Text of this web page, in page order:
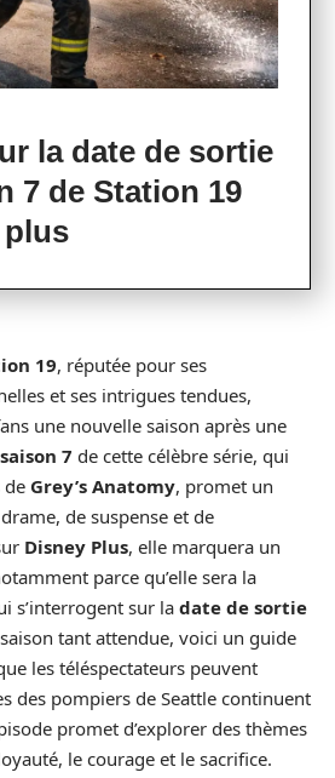
la date de sortie
7 de Station 19
19, réputée pour ses
et ses intrigues tendues,
une nouvelle saison après une
saison 7 de cette célèbre série, qui
de Grey’s Anatomy, promet un
de suspense et de
Disney Plus, elle marquera un
parce qu’elle sera la
s’interrogent sur la date de sortie
tant attendue, voici un guide
les téléspectateurs peuvent
des pompiers de Seattle continuent
promet d’explorer des thèmes
le courage et le sacrifice.